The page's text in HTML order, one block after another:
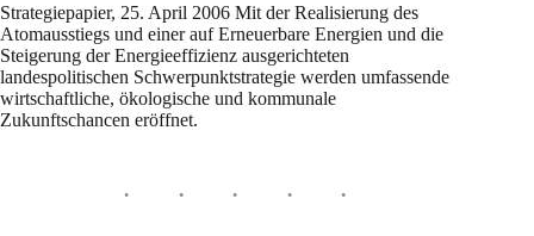
Strategiepapier, 25. April 2006 Mit der Realisierung des
Atomausstiegs und einer auf Erneuerbare Energien und die
Steigerung der Energieeffizienz ausgerichteten
landespolitischen Schwerpunktstrategie werden umfassende
wirtschaftliche, ökologische und kommunale
Zukunftschancen eröffnet.